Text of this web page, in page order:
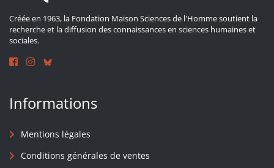
Créée en 1963, la Fondation Maison Sciences de l'Homme soutient la
recherche et la diffusion des connaissances en sciences humaines et
sociales.
Informations
Mentions légales
Conditions générales de ventes